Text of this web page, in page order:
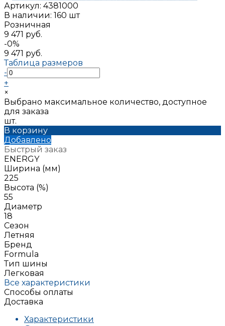
Артикул: 4381000
В наличии: 160 шт
Розничная
9 471 руб.
-0%
9 471 руб.
Таблица размеров
-
+
×
Выбрано максимальное количество, доступное
для заказа
шт.
В корзину
Добавлено
Быстрый заказ
ENERGY
Ширина (мм)
225
Высота (%)
55
Диаметр
18
Сезон
Летняя
Бренд
Formula
Тип шины
Легковая
Все характеристики
Способы оплаты
Доставка
Характеристики